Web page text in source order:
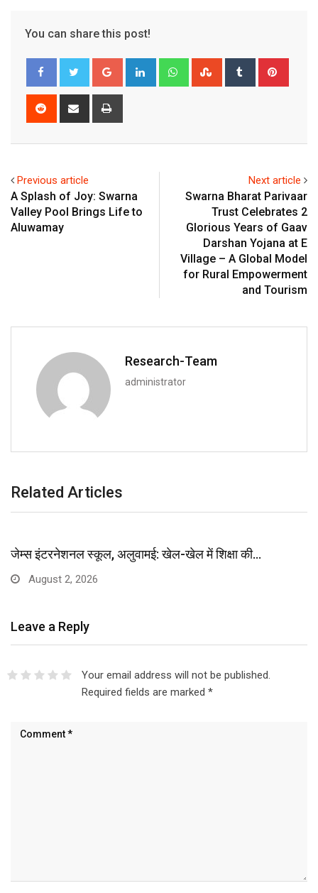
You can share this post!
Google+ LinkedIn WhatsappStumbleUpon
Tumblr
Reddit
Share
Previous article
A Splash of Joy: Swarna
Valley Pool Brings Life to
Aluwamay
Next article
Swarna Bharat Parivaar
Trust Celebrates 2
Glorious Years of Gaav
Darshan Yojana at E
Village – A Global Model
for Rural Empowerment
and Tourism
Research-Team
administrator
Related Articles
जेम्स इंटरनेशनल स्कूल, अलुवामई: खेल-खेल में शिक्षा की…
August 2, 2026
Leave a Reply
Your email address will not be published.
Required fields are marked *